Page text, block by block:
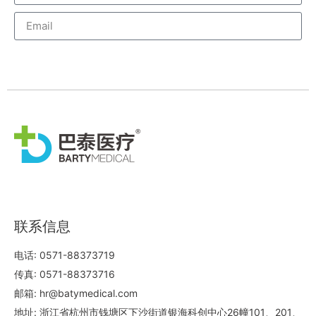
联系信息
电话: 0571-88373719
传真: 0571-88373716
邮箱: hr@batymedical.com
地址: 浙江省杭州市钱塘区下沙街道银海科创中心26幢101、201、